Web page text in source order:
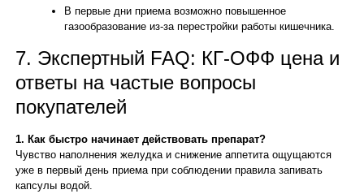
В первые дни приема возможно повышенное
газообразование из-за перестройки работы кишечника.
7. Экспертный FAQ: КГ-ОФФ цена и
ответы на частые вопросы
покупателей
1. Как быстро начинает действовать препарат?
Чувство наполнения желудка и снижение аппетита ощущаются
уже в первый день приема при соблюдении правила запивать
капсулы водой.